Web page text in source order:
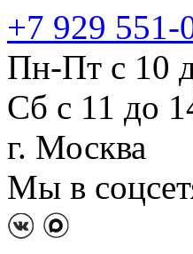
+7 929 551-
Пн-Пт с 10
Сб с 11 до
г. Москва
Мы в